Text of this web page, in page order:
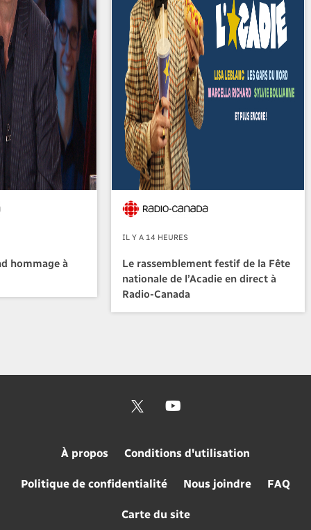
hommage à
IL Y A 14 HEURES
Le rassemblement festif de la Fête
nationale de l’Acadie en direct à
Radio-Canada
À propos Conditions d'utilisation
Politique de confidentialité Nous joindre FAQ
Carte du site